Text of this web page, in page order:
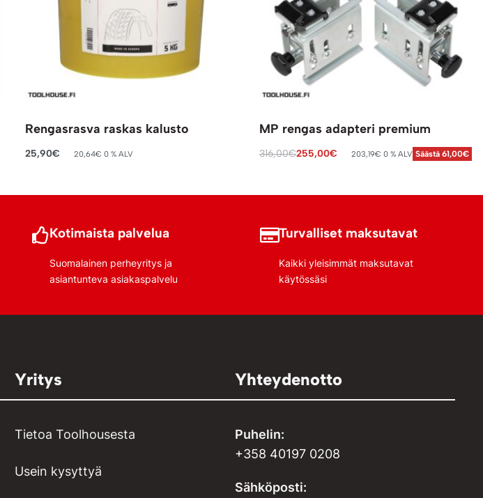
Rengasrasva raskas kalusto
25,90€ 20,64€ 0 % ALV
MP rengas adapteri premium
316,00€255,00€ 203,19€ 0 % ALV Säästä 61,00€
Kotimaista palvelua
Suomalainen perheyritys ja
asiantunteva asiakaspalvelu
Turvalliset maksutavat
Kaikki yleisimmät maksutavat
käytössäsi
Yritys
Tietoa Toolhousesta
Usein kysyttyä
Yhteydenotto
Puhelin:
+358 40197 0208
Sähköposti: